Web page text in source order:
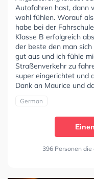
Autofahren hast, dann
wohl fühlen. Worauf
habe bei der
Klasse B erfolgreich
der beste den man
gut aus und ich fühle
Straßenverkehr zu
super eingerichtet und
Dank an Maurice und
German
396 Personen